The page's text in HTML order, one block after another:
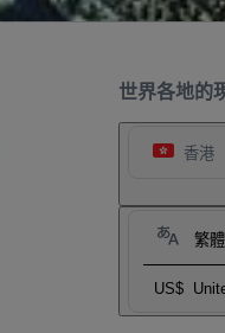
世界各地的
香港
繁
US$